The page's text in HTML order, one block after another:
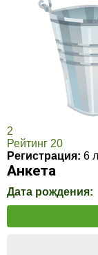
2
Рейтинг 20
Регистрация: 6
Анкета
Дата рождения: